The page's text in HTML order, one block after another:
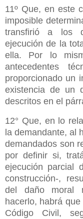
11º Que, en este
imposible
transfirió a los
ejecución de la
ella. Por lo
antecedentes
proporcionado un
existencia de un
descritos en el
12° Que, en lo
la demandante, al
demandados son
por definir si,
ejecución parcial
construcción-,
del daño moral
hacerlo, habrá
Código Civil,